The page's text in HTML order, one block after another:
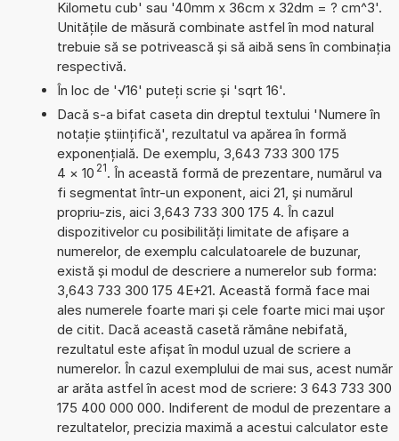
Kilometu cub' sau '40mm x 36cm x 32dm = ? cm^3'.
Unitățile de măsură combinate astfel în mod natural
trebuie să se potrivească și să aibă sens în combinația
respectivă.
În loc de '√16' puteți scrie și 'sqrt 16'.
Dacă s-a bifat caseta din dreptul textului 'Numere în
notație științifică', rezultatul va apărea în formă
exponențială. De exemplu, 3,643 733 300 175
4 × 10 21. În această formă de prezentare, numărul va
fi segmentat într-un exponent, aici 21, și numărul
propriu-zis, aici 3,643 733 300 175 4. În cazul
dispozitivelor cu posibilități limitate de afișare a
numerelor, de exemplu calculatoarele de buzunar,
există și modul de descriere a numerelor sub forma:
3,643 733 300 175 4E+21. Această formă face mai
ales numerele foarte mari și cele foarte mici mai ușor
de citit. Dacă această casetă rămâne nebifată,
rezultatul este afișat în modul uzual de scriere a
numerelor. În cazul exemplului de mai sus, acest număr
ar arăta astfel în acest mod de scriere: 3 643 733 300
175 400 000 000. Indiferent de modul de prezentare a
rezultatelor, precizia maximă a acestui calculator este